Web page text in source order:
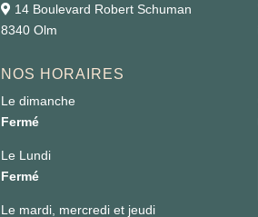
14 Boulevard Robert Schuman
8340 Olm
NOS HORAIRES
Le dimanche
Fermé
Le Lundi
Fermé
Le mardi, mercredi et jeudi